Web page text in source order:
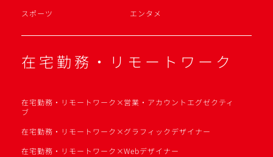
スポーツ
エンタメ
在宅勤務・リモートワーク
在宅勤務・リモートワーク×営業・アカウントエグゼクティ
ブ
在宅勤務・リモートワーク×グラフィックデザイナー
在宅勤務・リモートワーク×Webデザイナー